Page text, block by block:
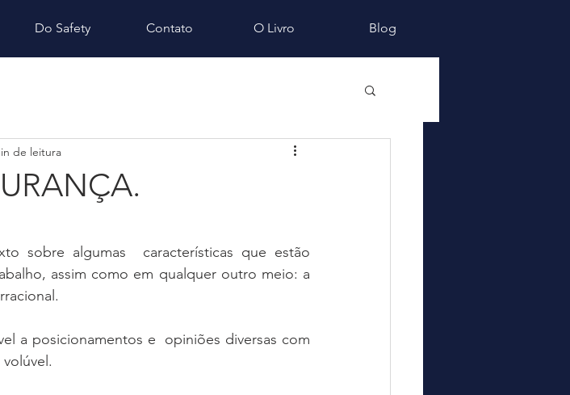
Do Safety Contato O Livro Blog
de leitura
sobre algumas  características que estão
assim como em qualquer outro meio: a
a posicionamentos e  opiniões diversas com
volúvel.